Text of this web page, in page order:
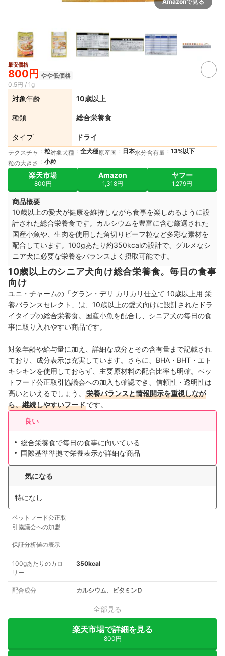
最安価格
800円 やや低価格
0.5円 / 1g
対象年齢 10歳以上
種類 総合栄養食
タイプ ドライ
テクスチャ 粒対象犬種 全犬種原産国 日本水分含有量
13%以下
粒の大きさ
小粒
楽天市場
800円
Amazon
1,318円
ヤフー
1,279円
商品概要
10歳以上の愛犬が健康を維持しながら食事を楽しめるように設
計された総合栄養食です。カルシウムを豊富に含む厳選された
国産小魚や、生肉を使用した角切りビーフ粒など多彩な素材を
配合しています。100gあたり約350kcalの設計で、グルメなシ
ニア犬に必要な栄養をバランスよく摂取可能です。
10歳以上のシニア犬向け総合栄養食。毎日の食事
向け
ユニ・チャームの「グラン・デリ カリカリ仕立て 10歳以上用 栄
養バランスセレクト」は、10歳以上の愛犬向けに設計されたドラ
イタイプの総合栄養食。国産小魚を配合し、シニア犬の毎日の食
事に取り入れやすい商品です。
対象年齢や給与量に加え、詳細な成分とその含有量まで記載され
ており、成分表示は充実しています。さらに、BHA・BHT・エト
キシキンを使用しておらず、主要原材料の配合比率も明確。ペッ
トフード公正取引協議会への加入も確認でき、信頼性・透明性は
高いといえるでしょう。
栄養バランスと情報開示を重視しなが
ら、継続しやすいフードです。
良い
総合栄養食で毎日の食事に向いている
国際基準準拠で栄養表示が詳細な商品
気になる
特になし
ペットフード公正取
引協議会への加盟
保証分析値の表示
100gあたりのカロ
リー
350kcal
配合成分 カルシウム、ビタミンＤ
全部見る
楽天市場で詳細を見る
800円